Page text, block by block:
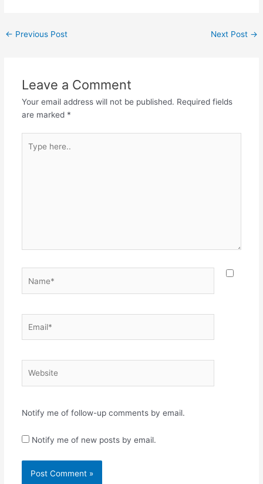
ರಂಗನಬನ್ನಣೇಯ ಮಾತ ಕೇಳಿ
← Previous Post Next Post →
Leave a Comment
Your email address will not be published. Required fields
are marked *
here..
Notify me of follow-up comments by email.
Notify me of new posts by email.